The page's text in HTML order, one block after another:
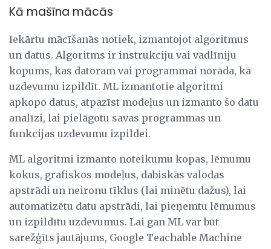
Kā mašīna mācās
Iekārtu mācīšanās notiek, izmantojot algoritmus
un datus. Algoritms ir instrukciju vai vadlīniju
kopums, kas datoram vai programmai norāda, kā
uzdevumu izpildīt. ML izmantotie algoritmi
apkopo datus, atpazīst modeļus un izmanto šo datu
analīzi, lai pielāgotu savas programmas un
funkcijas uzdevumu izpildei.
ML algoritmi izmanto noteikumu kopas, lēmumu
kokus, grafiskos modeļus, dabiskās valodas
apstrādi un neironu tīklus (lai minētu dažus), lai
automatizētu datu apstrādi, lai pieņemtu lēmumus
un izpildītu uzdevumus. Lai gan ML var būt
sarežģīts jautājums, Google Teachable Machine